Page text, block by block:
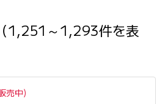
1,251～1,293件を表
売中)